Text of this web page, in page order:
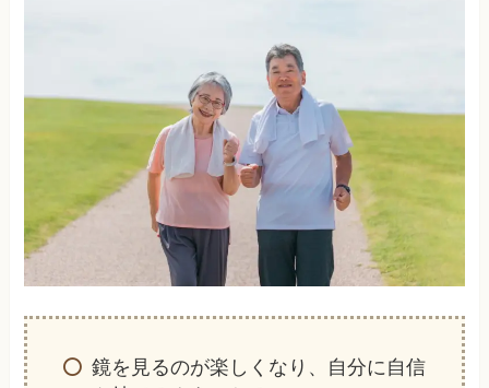
鏡を見るのが楽しくなり、自分に自信